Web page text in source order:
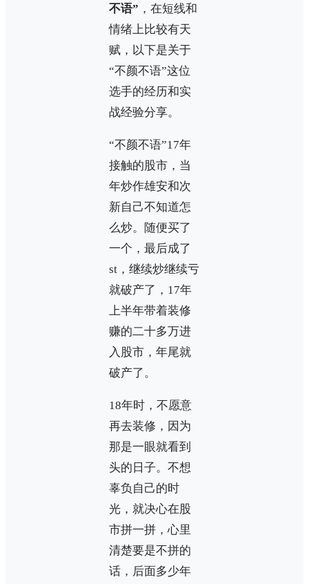
不语” ，在短线和
情绪上比较有天
赋，以下是关于
“不颜不语”这位
选手的经历和实
战经验分享。
“不颜不语”17年
接触的股市，当
年炒作雄安和次
新自己不知道怎
么炒。随便买了
一个，最后成了
st，继续炒继续亏
就破产了，17年
上半年带着装修
赚的二十多万进
入股市，年尾就
破产了。
18年时，不愿意
再去装修，因为
那是一眼就看到
头的日子。不想
辜负自己的时
光，就决心在股
市拼一拼，心里
清楚要是不拼的
话，后面多少年